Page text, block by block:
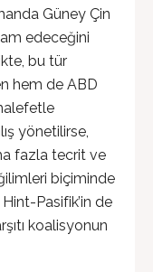
Güney Çin
edeceğini
bu tür
hem de ABD
yönetilirse,
fazla tecrit ve
biçiminde
Pasifik’in de
koalisyonun